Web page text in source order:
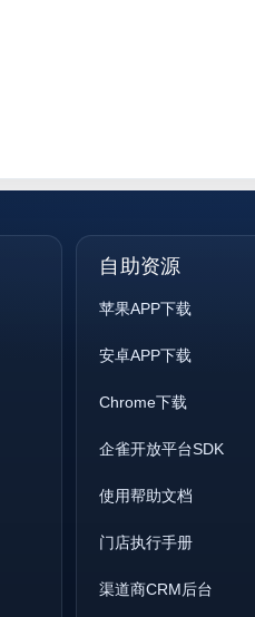
自助资源
苹果APP下载
安卓APP下载
Chrome下载
企雀开放平台SDK
使用帮助文档
门店执行手册
渠道商CRM后台